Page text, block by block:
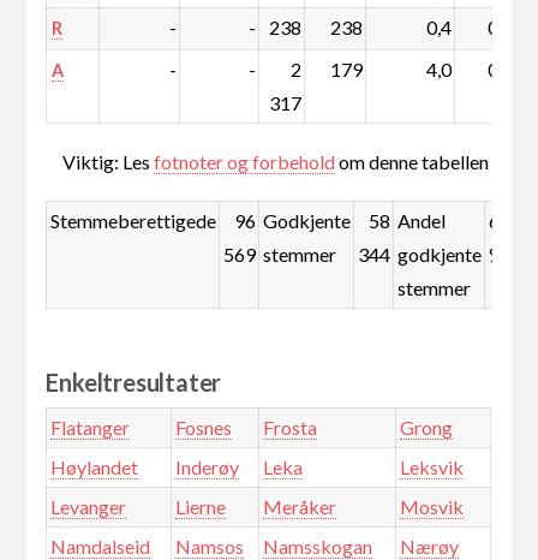
R - - 238 238 0,4 0,4
A - -
2
317
179 4,0 0,4
Viktig: Lesfotnoter og forbeholdom denne tabellen
Stemmeberettigede
96
569
Godkjente
stemmer
58
344
Andel
godkjente
stemmer
60,4
%
Enkeltresultater
Flatanger Fosnes Frosta
Grong
Høylandet
Inderøy Leka
Leksvik
Levanger
Lierne Meråker
Mosvik
Namdalseid
Namsos Namsskogan
Nærøy